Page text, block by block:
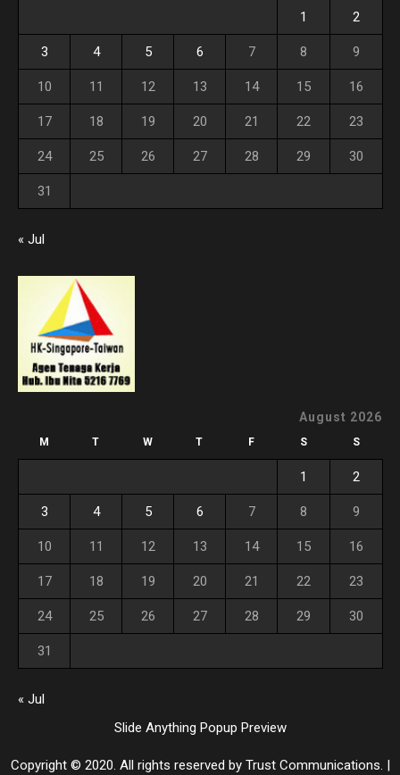
1 2
3 4 5 6 7 8 9
10 11 12 13 14 15 16
17 18 19 20 21 22 23
24 25 26 27 28 29 30
31
« Jul
August 2026
M T W T F S S
1 2
3 4 5 6 7 8 9
10 11 12 13 14 15 16
17 18 19 20 21 22 23
24 25 26 27 28 29 30
31
« Jul
Slide Anything Popup Preview
Copyright © 2020. All rights reserved by Trust Communications. |